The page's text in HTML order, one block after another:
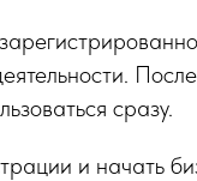
сразу.
и начать